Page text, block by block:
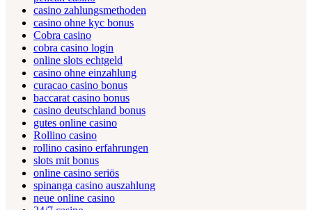
casino zahlungsmethoden
casino ohne kyc bonus
Cobra casino
cobra casino login
online slots echtgeld
casino ohne einzahlung
curacao casino bonus
baccarat casino bonus
casino deutschland bonus
gutes online casino
Rollino casino
rollino casino erfahrungen
slots mit bonus
online casino seriös
spinanga casino auszahlung
neue online casino